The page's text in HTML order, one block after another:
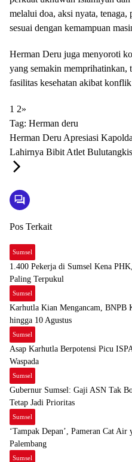
melalui doa, aksi nyata,
sesuai dengan kemampuan
Herman Deru juga menyoroti
yang semakin memprihatinkan,
fasilitas kesehatan akibat
1 2»
Tag: Herman deru
Herman Deru Apresiasi
Lahirnya Bibit Atlet
Pos Terkait
Sumsel
1.400 Pekerja di Sumsel Kena
Paling Terpukul
Sumsel
Karhutla Kian Mengancam, BNPB
hingga 10 Agustus
Sumsel
Asap Karhutla Berpotensi Picu
Waspada
Sumsel
Gubernur Sumsel: Gaji ASN Tak
Tetap Jadi Prioritas
Sumsel
‘Tampak Depan’, Pameran Cat
Palembang
Sumsel